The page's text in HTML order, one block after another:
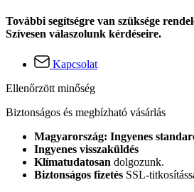
További segítségre van szüksége
Szívesen válaszolunk kérdéseire.
Kapcsolat
Ellenőrzött minőség
Biztonságos és megbízható vásárlás
Magyarország: Ingyenes
Ingyenes visszaküldés
Klímatudatosan dolgozunk.
Biztonságos fizetés SSL-